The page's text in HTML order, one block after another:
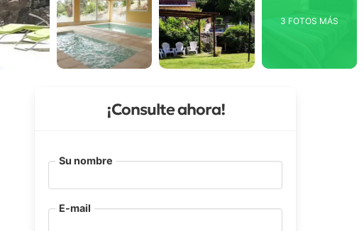
3 FOTOS MÁS
¡Consulte ahora!
Su nombre
E-mail